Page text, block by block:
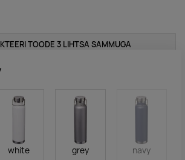
TOODE 3 LIHTSA SAMMUGA
white grey navy